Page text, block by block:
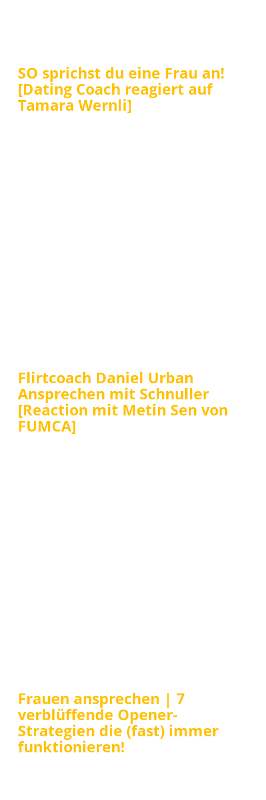
SO sprichst du eine Frau an!
[Dating Coach reagiert auf
Tamara Wernli]
Flirtcoach Daniel Urban
Ansprechen mit Schnuller
[Reaction mit Metin Sen von
FUMCA]
Frauen ansprechen | 7
verblüffende Opener-
Strategien die (fast) immer
funktionieren!